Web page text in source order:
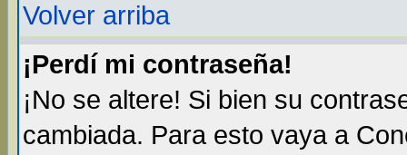
Volver arriba
¡Perdí mi contraseña!
¡No se altere! Si bien su
cambiada. Para esto vaya a